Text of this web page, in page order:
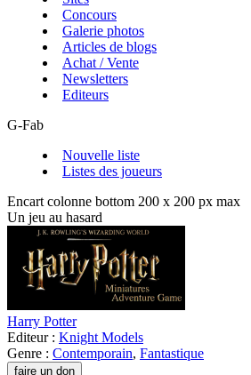
Concours
Galerie photos
Articles de blogs
Achat / Vente
Newsletters
Editeurs
G-Fab
Nouvelle liste
Listes des joueurs
Encart colonne bottom 200 x 200 px max
Un jeu au hasard
Harry Potter
Editeur : Knight Models
Genre : Contemporain, Fantastique